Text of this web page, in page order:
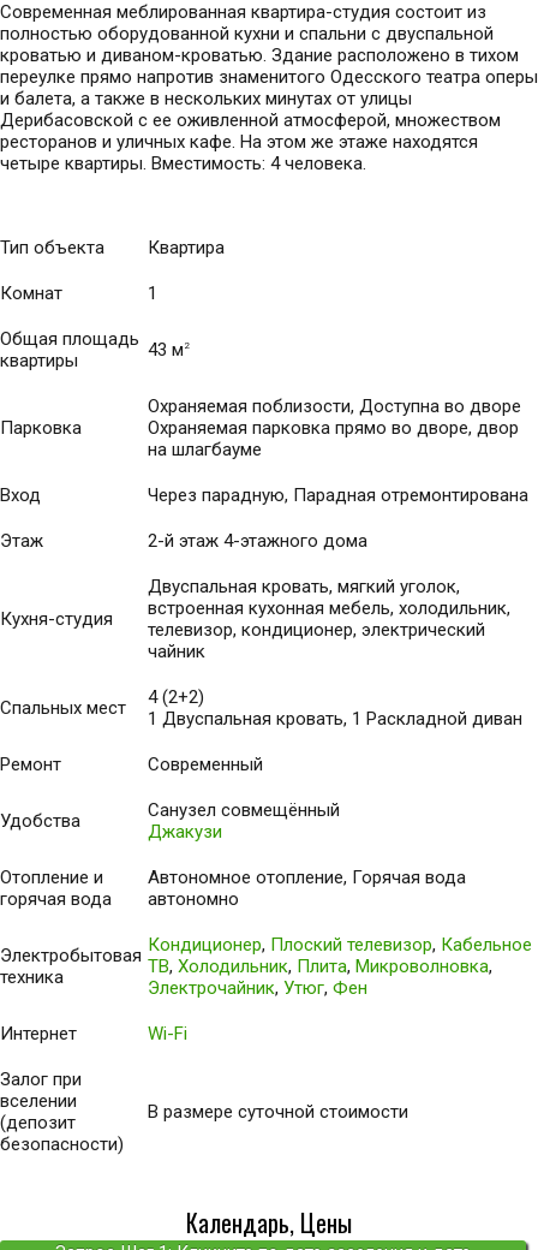
Современная меблированная квартира-студия состоит из
полностью оборудованной кухни и спальни с двуспальной
кроватью и диваном-кроватью. Здание расположено в тихом
переулке прямо напротив знаменитого Одесского театра оперы
и балета, а также в нескольких минутах от улицы
Дерибасовской с ее оживленной атмосферой, множеством
ресторанов и уличных кафе. На этом же этаже находятся
четыре квартиры. Вместимость: 4 человека.
Тип объекта Квартира
Комнат 1
Общая площадь
квартиры
43 м 2
Парковка
Охраняемая поблизости, Доступна во дворе
Охраняемая парковка прямо во дворе, двор
на шлагбауме
Вход Через парадную, Парадная отремонтирована
Этаж 2-й этаж 4-этажного дома
Кухня-студия
Двуспальная кровать, мягкий уголок,
встроенная кухонная мебель, холодильник,
телевизор, кондиционер, электрический
чайник
Спальных мест
4 (2+2)
1 Двуспальная кровать, 1 Раскладной диван
Ремонт Современный
Удобства
Санузел совмещённый
Джакузи
Отопление и
горячая вода
Автономное отопление, Горячая вода
автономно
Электробытовая
техника
Кондиционер, Плоский телевизор, Кабельное
ТВ, Холодильник, Плита, Микроволновка,
Электрочайник, Утюг, Фен
Интернет Wi-Fi
Залог при
вселении
(депозит
безопасности)
В размере суточной стоимости
Календарь, Цены